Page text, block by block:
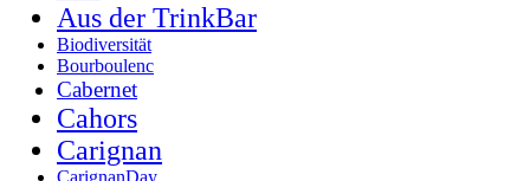
Aus der TrinkBar
Biodiversität
Bourboulenc
Cabernet
Cahors
Carignan
CarignanDay